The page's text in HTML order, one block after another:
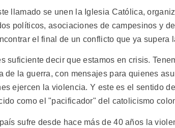
llamado se unen la Iglesia Católica,
políticos, asociaciones de campesinos y
el final de un conflicto que ya supera
suficiente decir que estamos en crisis.
de la guerra, con mensajes para quienes
ejercen la violencia. Y este es el sentido
como el "pacificador" del catolicismo
sufre desde hace más de 40 años la